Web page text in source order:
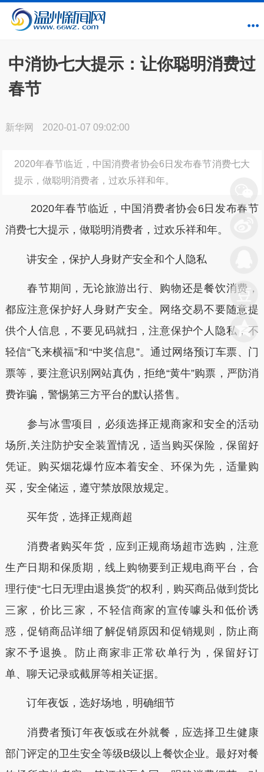
中消协七大提示：让你聪明消费过
春节
新华网 2020-01-07 09:02:00
2020年春节临近，中国消费者协会6日发布春节消费七大
提示，做聪明消费者，过欢乐祥和年。
2020年春节临近，中国消费者协会6日发布春节
消费七大提示，做聪明消费者，过欢乐祥和年。
讲安全，保护人身财产安全和个人隐私
春节期间，无论旅游出行、购物还是餐饮消费，
都应注意保护好人身财产安全。网络交易不要随意提
供个人信息，不要见码就扫，注意保护个人隐私，不
轻信“飞来横福”和“中奖信息”。通过网络预订车票、门
票等，要注意识别网站真伪，拒绝“黄牛”购票，严防消
费诈骗，警惕第三方平台的默认搭售。
参与冰雪项目，必须选择正规商家和安全的活动
场所,关注防护安全装置情况，适当购买保险，保留好
凭证。购买烟花爆竹应本着安全、环保为先，适量购
买，安全储运，遵守禁放限放规定。
买年货，选择正规商超
消费者购买年货，应到正规商场超市选购，注意
生产日期和保质期，线上购物要到正规电商平台，合
理行使“七日无理由退换货”的权利，购买商品做到货比
三家，价比三家，不轻信商家的宣传噱头和低价诱
惑，促销商品详细了解促销原因和促销规则，防止商
家不予退换。防止商家非正常砍单行为，保留好订
单、聊天记录或截屏等相关证据。
订年夜饭，选好场地，明确细节
消费者预订年夜饭或在外就餐，应选择卫生健康
部门评定的卫生安全等级B级以上餐饮企业。最好对餐